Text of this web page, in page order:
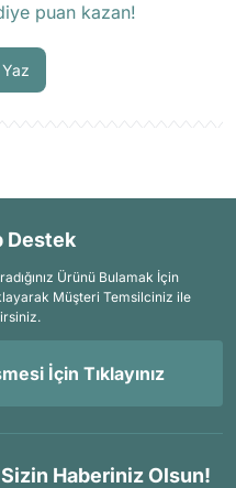
puan kazan!
Destek
Ürünü Bulamak İçin
Müşteri Temsilciniz ile
İçin Tıklayınız
Haberiniz Olsun!